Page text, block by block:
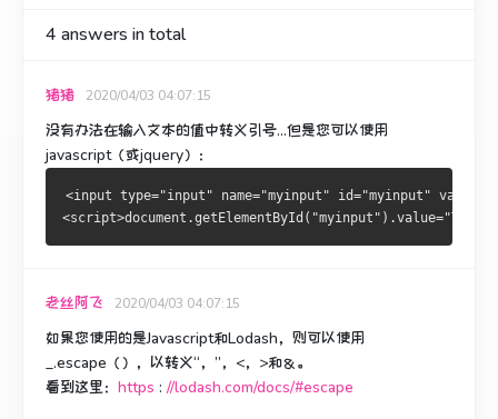
4 answers in total
猪猪 2020/04/03 04:07:15
没有办法在输入文本的值中转义引号...但是您可以使用
javascript（或jquery）：
<input type="input" name="myinput" id="myinput"
老丝阿飞 2020/04/03 04:07:15
如果您使用的是Javascript和Lodash，则可以使用
_.escape（），以转义“，”，<，>和＆。
看到这里： https : //lodash.com/docs/#escape